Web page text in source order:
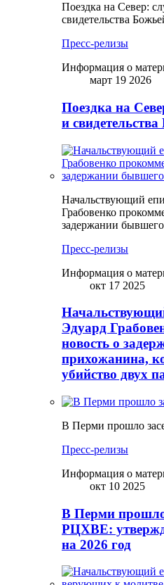
Поездка на Север:
свидетельства
Пресс-релизы
Информация о
март 19 2026
Поездка на
и
Начальствующий
Грабовенко
задержании
Пресс-релизы
Информация о
окт 17 2025
Эдуард
новость о
прихожанина,
убийство двух
В Перми прошло
Пресс-релизы
Информация о
окт 10 2025
В Перми прошло
РЦХВЕ:
на 2026 год